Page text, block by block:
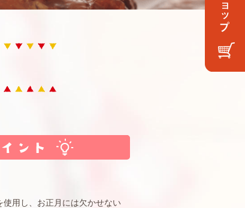
用し、お正月には欠かせない